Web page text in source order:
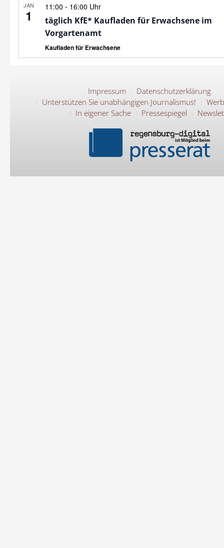
JAN
1
11:00 - 16:00 Uhr
täglich KfE* Kaufladen für Erwachsene im
Vorgartenamt
Kaufladen für Erwachsene
Impressum
Datenschutzerklärung
Unterstützen Sie unabhängigen Journalismus!
In eigener Sache
Pressespiegel